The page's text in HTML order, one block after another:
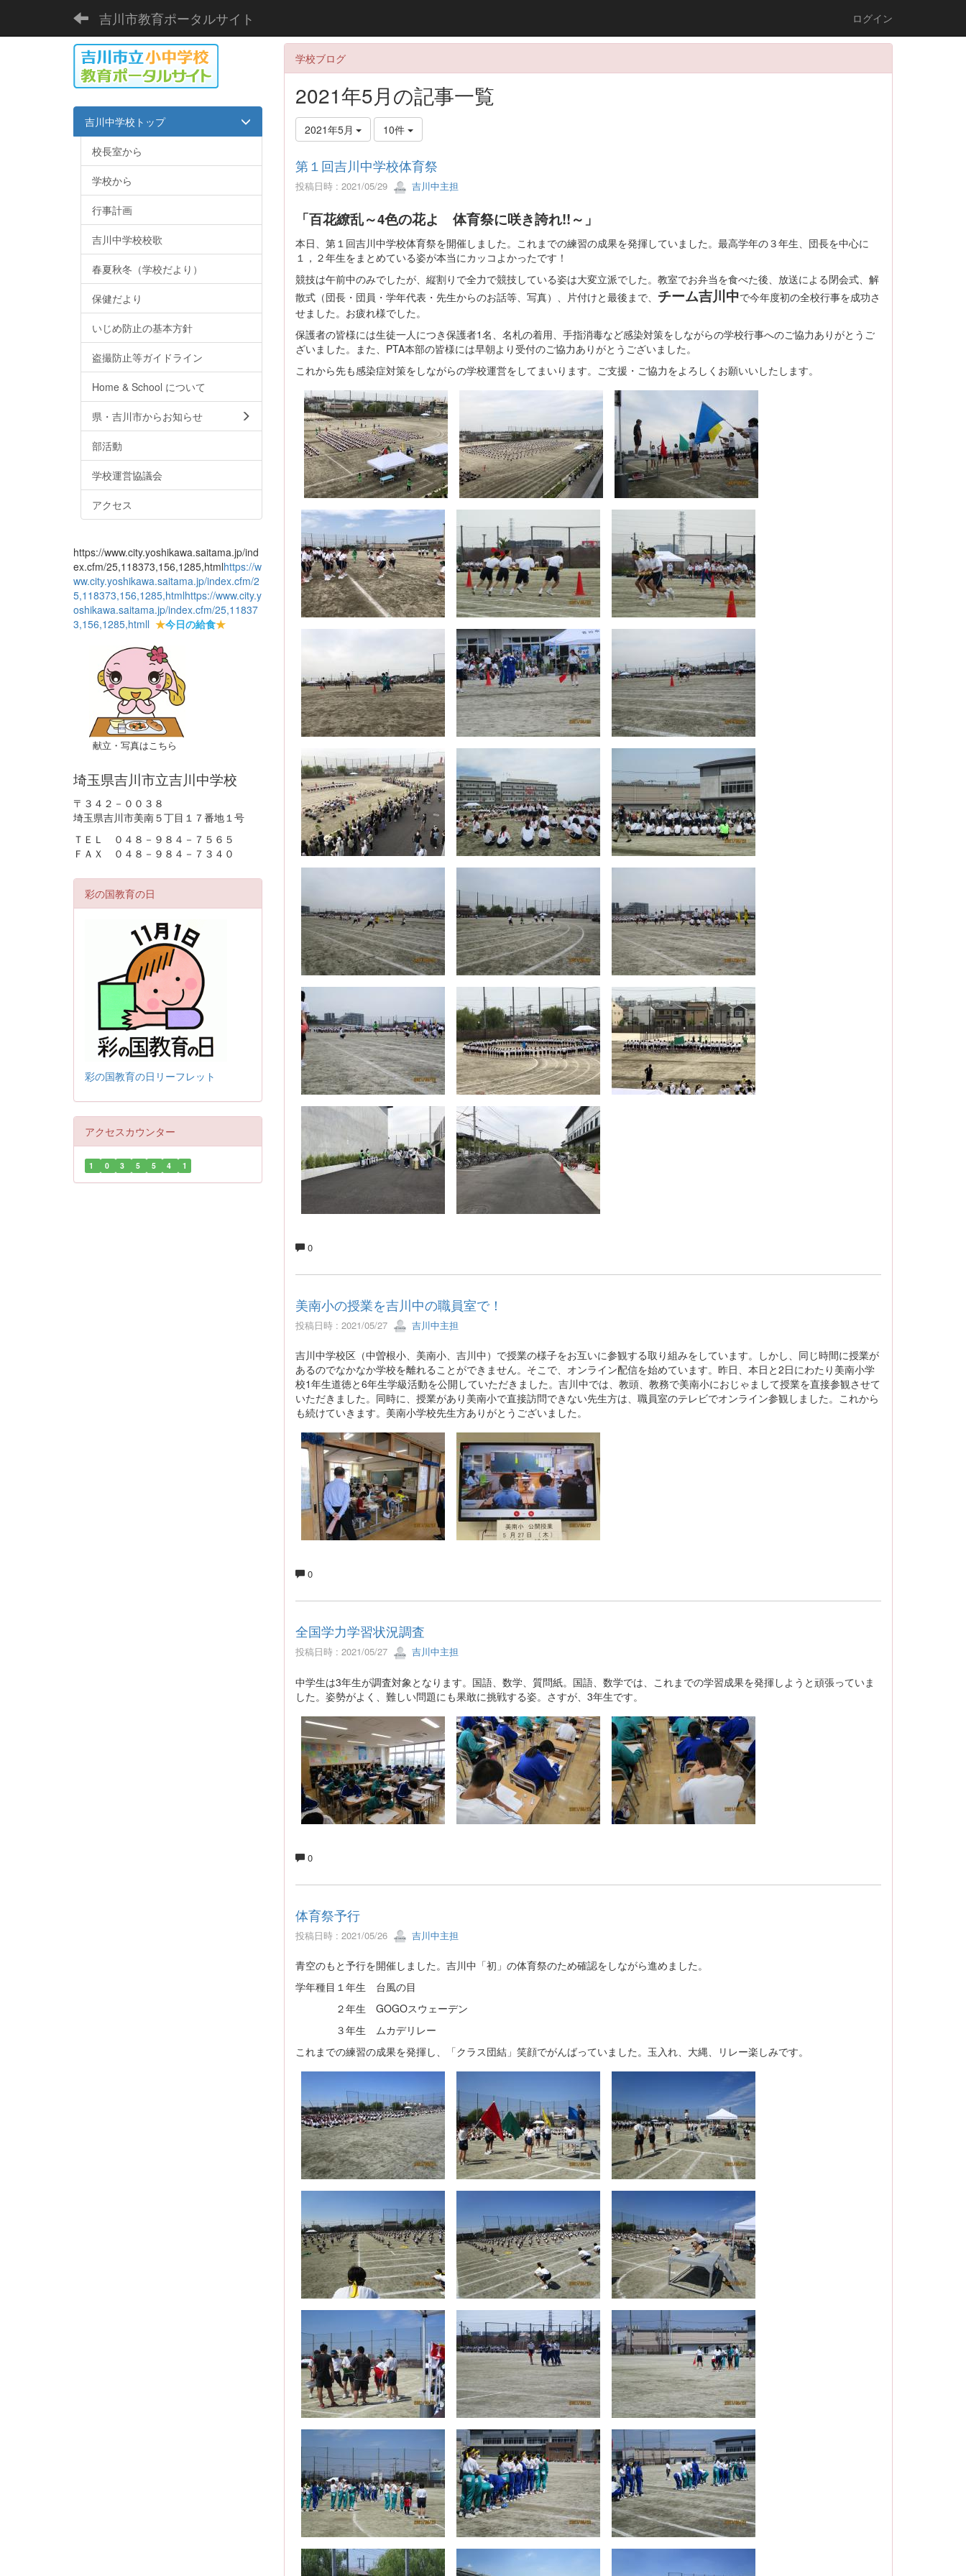
吉川市教育ポータルサイト ログイン
学校ブログ
2021年5月の記事一覧
2021年5月 10件
第１回吉川中学校体育祭
投稿日時 : 2021/05/29 吉川中主担
「百花繚乱～4色の花よ 体育祭に咲き誇れ!!～」
本日、第１回吉川中学校体育祭を開催しました。これまでの練習の成果を発揮していました。最高学年の３年生、団長を中心に
１，２年生をまとめている姿が本当にカッコよかったです！
競技は午前中のみでしたが、縦割りで全力で競技している姿は大変立派でした。教室でお弁当を食べた後、放送による閉会式、解
散式（団長・団員・学年代表・先生からのお話等、写真）、片付けと最後まで、 チーム吉川中で今年度初の全校行事を成功さ
せました。お疲れ様でした。
保護者の皆様には生徒一人につき保護者1名、名札の着用、手指消毒など感染対策をしながらの学校行事へのご協力ありがとうご
ざいました。また、PTA本部の皆様には早朝より受付のご協力ありがとうございました。
これから先も感染症対策をしながらの学校運営をしてまいります。ご支援・ご協力をよろしくお願いいしたします。
0
美南小の授業を吉川中の職員室で！
投稿日時 : 2021/05/27 吉川中主担
吉川中学校区（中曽根小、美南小、吉川中）で授業の様子をお互いに参観する取り組みをしています。しかし、同じ時間に授業が
あるのでなかなか学校を離れることができません。そこで、オンライン配信を始めています。昨日、本日と2日にわたり美南小学
校1年生道徳と6年生学級活動を公開していただきました。吉川中では、教頭、教務で美南小におじゃまして授業を直接参観させて
いただきました。同時に、授業があり美南小で直接訪問できない先生方は、職員室のテレビでオンライン参観しました。これから
も続けていきます。美南小学校先生方ありがとうございました。
0
全国学力学習状況調査
投稿日時 : 2021/05/27 吉川中主担
中学生は3年生が調査対象となります。国語、数学、質問紙。国語、数学では、これまでの学習成果を発揮しようと頑張っていま
した。姿勢がよく、難しい問題にも果敢に挑戦する姿。さすが、3年生です。
0
体育祭予行
投稿日時 : 2021/05/26 吉川中主担
青空のもと予行を開催しました。吉川中「初」の体育祭のため確認をしながら進めました。
学年種目１年生 台風の目
２年生 GOGOスウェーデン
３年生 ムカデリレー
これまでの練習の成果を発揮し、「クラス団結」笑顔でがんばっていました。玉入れ、大縄、リレー楽しみです。
吉川中学校トップ
校長室から
学校から
行事計画
吉川中学校校歌
春夏秋冬（学校だより）
保健だより
いじめ防止の基本方針
盗撮防止等ガイドライン
Home & School について
県・吉川市からお知らせ
部活動
学校運営協議会
アクセス
https://www.city.yoshikawa.saitama.jp/ind
ex.cfm/25,118373,156,1285,htmlhttps://w
ww.city.yoshikawa.saitama.jp/index.cfm/2
5,118373,156,1285,htmlhttps://www.city.y
oshikawa.saitama.jp/index.cfm/25,11837
3,156,1285,htmll ★今日の給食★
献立・写真はこちら
埼玉県吉川市立吉川中学校
〒３４２－００３８
埼玉県吉川市美南５丁目１７番地１号
ＴＥＬ ０４８－９８４－７５６５
ＦＡＸ ０４８－９８４－７３４０
彩の国教育の日
彩の国教育の日リーフレット
アクセスカウンター
1 0 3 5 5 4 1